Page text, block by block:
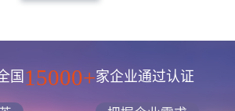
国 15000+家企业通过认证